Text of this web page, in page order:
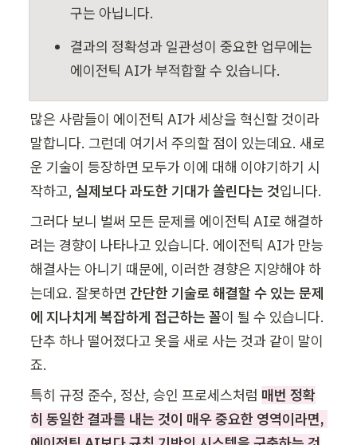
구는 아닙니다.
결과의 정확성과 일관성이 중요한 업무에는
에이전틱 AI가 부적합할 수 있습니다.
많은 사람들이 에이전틱 AI가 세상을 혁신할 것이라
말합니다. 그런데 여기서 주의할 점이 있는데요. 새로
운 기술이 등장하면 모두가 이에 대해 이야기하기 시
작하고, 실제보다 과도한 기대가 쏠린다는 것입니다.
그러다 보니 벌써 모든 문제를 에이전틱 AI로 해결하
려는 경향이 나타나고 있습니다. 에이전틱 AI가 만능
해결사는 아니기 때문에, 이러한 경향은 지양해야 하
는데요. 잘못하면 간단한 기술로 해결할 수 있는 문제
에 지나치게 복잡하게 접근하는 꼴이 될 수 있습니다.
단추 하나 떨어졌다고 옷을 새로 사는 것과 같이 말이
죠.
특히 규정 준수, 정산, 승인 프로세스처럼 매번 정확
히 동일한 결과를 내는 것이 매우 중요한 영역이라면,